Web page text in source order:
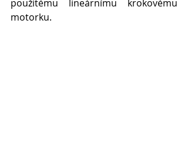
použitému lineárnímu krokovému
motorku.